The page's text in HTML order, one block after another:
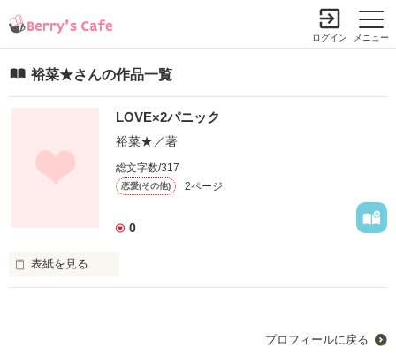
メニュー
ログイン
裕菜★さんの作品一覧
LOVE×2パニック
裕菜★ ／著
総文字数/317
恋愛(その他) 2ページ
0
表紙を見る
お母さんの再婚相手の人と、一緒に住むことになっちゃった
プロフィールに戻る